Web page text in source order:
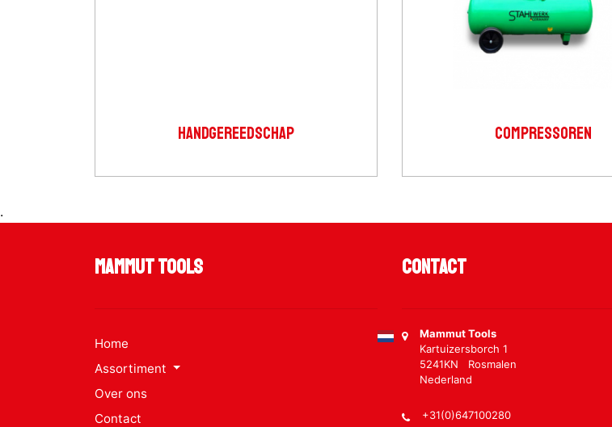
HANDGEREEDSCHAP COMPRESSOREN
.
Mammut Tools
Home
Assortiment
Over ons
Contact
Contact
Mammut Tools
Kartuizersborch 1
5241KN Rosmalen
Nederland
+31(0)647100280